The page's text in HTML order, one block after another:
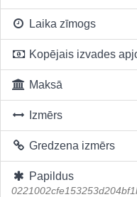
Laika zīmogs
Kopējais izvades
Maksā
Izmērs
Gredzena izmērs
Papildus